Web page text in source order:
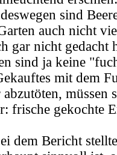
sind
auch nicht
gar nicht gedacht
sind ja keine
mit dem
müssen
frische gekochte
dem Bericht